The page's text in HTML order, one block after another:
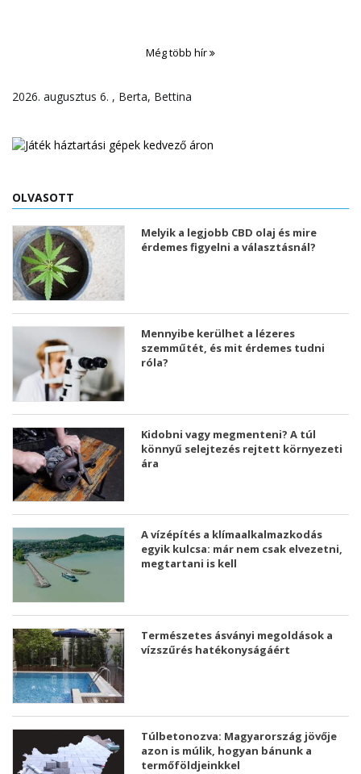
Még több hír
2026. augusztus 6. , Berta, Bettina
OLVASOTT
Melyik a legjobb CBD olaj és mire
érdemes figyelni a választásnál?
Mennyibe kerülhet a lézeres
szemműtét, és mit érdemes tudni
róla?
Kidobni vagy megmenteni? A túl
könnyű selejtezés rejtett környezeti
ára
A vízépítés a klímaalkalmazkodás
egyik kulcsa: már nem csak elvezetni,
megtartani is kell
Természetes ásványi megoldások a
vízszűrés hatékonyságáért
Túlbetonozva: Magyarország jövője
azon is múlik, hogyan bánunk a
termőföldjeinkkel